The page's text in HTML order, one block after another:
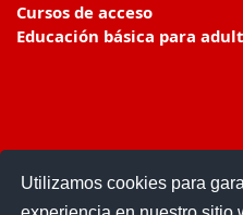
Utilizamos cookies para
Cursos de acceso
Educación básica para